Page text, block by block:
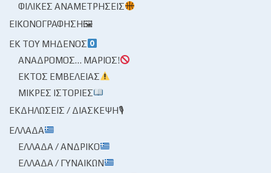
ΦΙΛΙΚΈΣ ΑΝΑΜΕΤΡΉΣΕΙΣ
ΕΙΚΟΝΟΓΡΆΦΗΣΗ🖼
ΕΚ ΤΟΥ ΜΗΔΕΝΌΣ
ΑΝΆΔΡΟΜΟΣ… ΜΆΡΙΟΣ!
ΕΚΤΌΣ ΕΜΒΈΛΕΙΑΣ
ΜΙΚΡΈΣ ΙΣΤΟΡΊΕΣ
ΕΚΔΗΛΏΣΕΙΣ / ΔΙΆΣΚΕΨΗ🎙
ΕΛΛΆΔΑ
ΕΛΛΆΔΑ / ΑΝΔΡΙΚΌ
ΕΛΛΆΔΑ / ΓΥΝΑΙΚΏΝ